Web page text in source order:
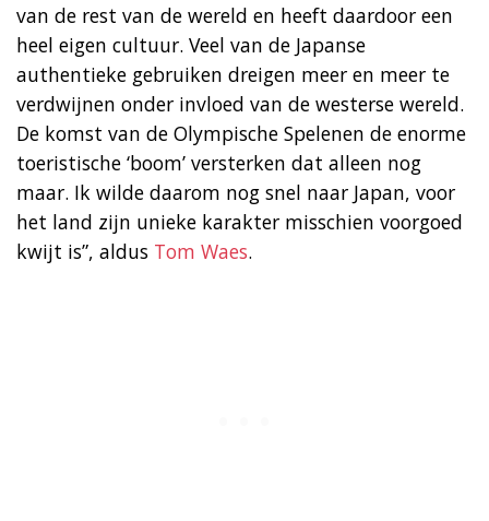
van de rest van de wereld en heeft daardoor een
heel eigen cultuur. Veel van de Japanse
authentieke gebruiken dreigen meer en meer te
verdwijnen onder invloed van de westerse wereld.
De komst van de Olympische Spelenen de enorme
toeristische ‘boom’ versterken dat alleen nog
maar. Ik wilde daarom nog snel naar Japan, voor
het land zijn unieke karakter misschien voorgoed
kwijt is”, aldus Tom Waes.